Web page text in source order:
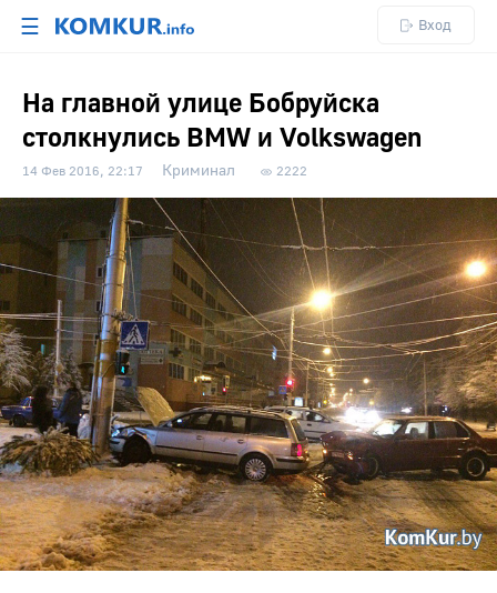
☰ Вход
На главной улице Бобруйска
столкнулись BMW и Volkswagen
14 Фев 2016, 22:17 Криминал 2222